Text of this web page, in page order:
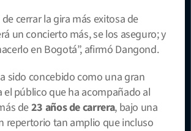
cerrar la gira más exitosa de
un concierto más, se los aseguro; y
en Bogotá”, afirmó Dangond.
sido concebido como una gran
el público que ha acompañado al
de 23 años de carrera, bajo una
repertorio tan amplio que incluso